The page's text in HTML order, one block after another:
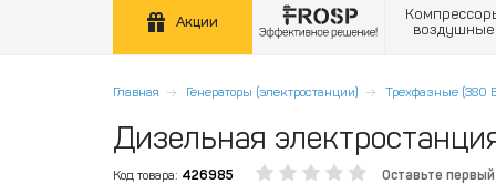
Акции
воздушные
Главная Генераторы (электростанции) Трехфазные (380
Дизельная
Код товара: 426985 Оставьте